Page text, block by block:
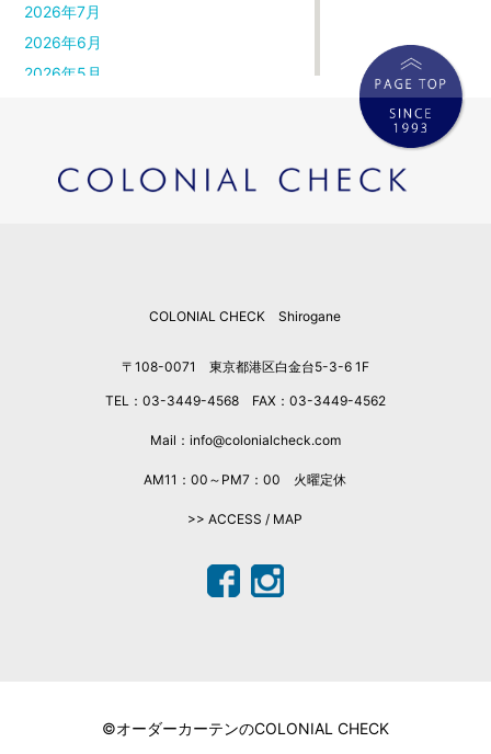
2026年7月
2026年6月
2026年5月
2026年2月
2026年1月
COLONIAL CHECK Shirogane
〒108-0071 東京都港区白金台5-3-6 1F
TEL：03-3449-4568 FAX：03-3449-4562
Mail：info@colonialcheck.com
AM11：00～PM7：00 火曜定休
>> ACCESS / MAP
©オーダーカーテンのCOLONIAL CHECK